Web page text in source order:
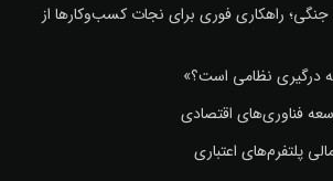
جنگی؛ راهکاری فوری برای نجات کسب‌وکارها از
درگیری نظامی است؟»
فناوری‌های اقتصادی
پلتفرم‌های اعتباری